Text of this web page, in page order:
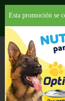
Departamentos
HOME LÁCTEOS
PAIS 18 CT
Esta promoción se